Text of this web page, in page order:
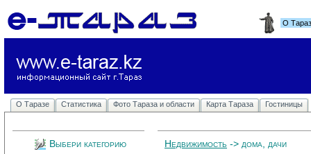
О
О Таразе Статистика Фото Тараза и области Карта Тараза Гостиницы
Выбери категорию Недвижимость -> дома, дачи